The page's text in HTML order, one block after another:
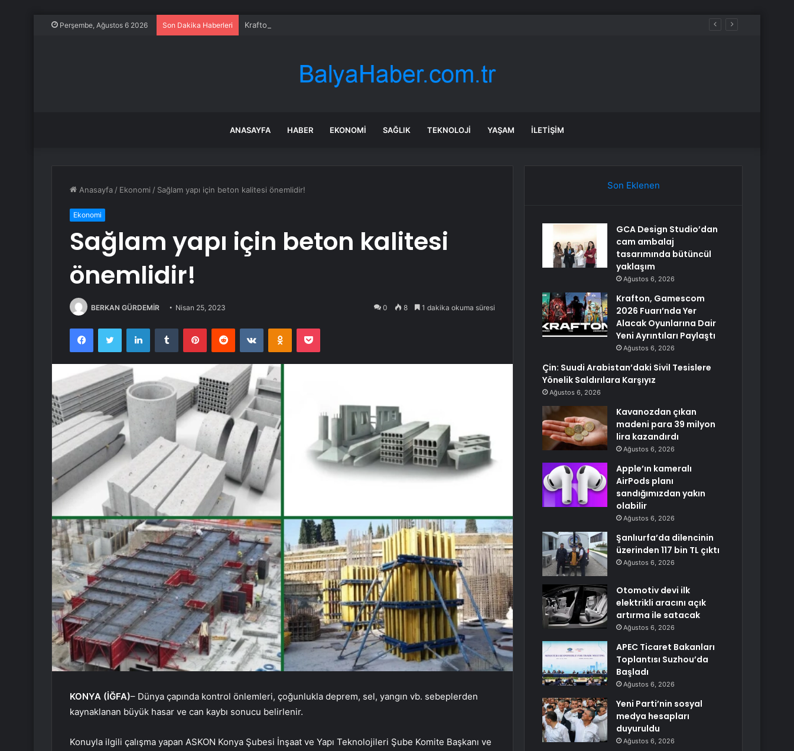
Perşembe, Ağustos 6 2026 Son Dakika Haberleri Krafton, Gamescom 2026 Fuarı’nda Yer Alacak Oyunlarına Dair Yeni Ayrıntıları Paylaştı
ANASAYFA HABER EKONOMI SAĞLIK TEKNOLOJI YAŞAM İLETIŞIM
Anasayfa / Ekonomi / Sağlam yapı için beton kalitesi önemlidir!
Ekonomi
Sağlam yapı için beton kalitesi
önemlidir!
BERKAN GÜRDEMİR Nisan 25, 2023 0 8 1 dakika okuma süresi
FacebookTwitter LinkedInTumblr PinterestReddit VKontakteOdnoklassniki
Pocket
KONYA (İĞFA)– Dünya çapında kontrol önlemleri, çoğunlukla deprem, sel, yangın vb. sebeplerden
kaynaklanan büyük hasar ve can kaybı sonucu belirlenir.
Konuyla ilgili çalışma yapan ASKON Konya Şubesi İnşaat ve Yapı Teknolojileri Şube Komite Başkanı ve
Son Eklenen
GCA Design Studio’dan
cam ambalaj
tasarımında bütüncül
yaklaşım
Ağustos 6, 2026
Krafton, Gamescom
2026 Fuarı’nda Yer
Alacak Oyunlarına Dair
Yeni Ayrıntıları Paylaştı
Ağustos 6, 2026
Çin: Suudi Arabistan’daki Sivil Tesislere
Yönelik Saldırılara Karşıyız
Ağustos 6, 2026
Kavanozdan çıkan
madeni para 39 milyon
lira kazandırdı
Ağustos 6, 2026
Apple’ın kameralı
AirPods planı
sandığımızdan yakın
olabilir
Ağustos 6, 2026
Şanlıurfa’da dilencinin
üzerinden 117 bin TL çıktı
Ağustos 6, 2026
Otomotiv devi ilk
elektrikli aracını açık
artırma ile satacak
Ağustos 6, 2026
APEC Ticaret Bakanları
Toplantısı Suzhou’da
Başladı
Ağustos 6, 2026
Yeni Parti’nin sosyal
medya hesapları
duyuruldu
Ağustos 6, 2026